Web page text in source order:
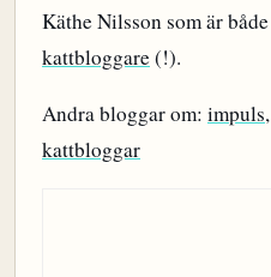
Käthe Nilsson som är både
kattbloggare(!).
Andra bloggar om: impuls,
kattbloggar